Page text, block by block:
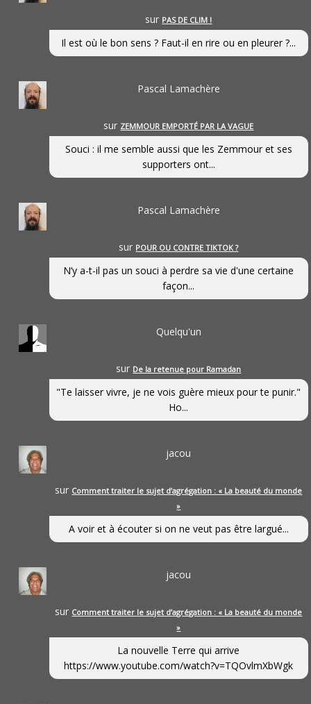
sur PAS DE CLIM !
Il est où le bon sens ? Faut-il en rire ou en pleurer ?...
Pascal Lamachère
sur ZEMMOUR EMPORTÉ PAR LA VAGUE
Souci : il me semble aussi que les Zemmour et ses
supporters ont...
Pascal Lamachère
sur POUR OU CONTRE TIKTOK ?
N’y a-t-il pas un souci à perdre sa vie d'une certaine
façon...
Quelqu'un
sur De la retenue pour Ramadan
"Te laisser vivre, je ne vois guère mieux pour te punir."
Ho...
jacou
sur Comment traiter le sujet d’agrégation : « La beauté du monde
»
A voir et à écouter si on ne veut pas être largué...
jacou
sur Comment traiter le sujet d’agrégation : « La beauté du monde
»
La nouvelle Terre qui arrive
https://www.youtube.com/watch?v=TQOvlmXbWgk